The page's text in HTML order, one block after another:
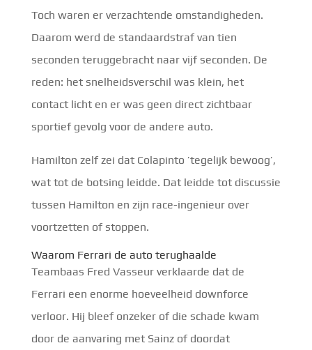
Toch waren er verzachtende omstandigheden.
Daarom werd de standaardstraf van tien
seconden teruggebracht naar vijf seconden. De
reden: het snelheidsverschil was klein, het
contact licht en er was geen direct zichtbaar
sportief gevolg voor de andere auto.
Hamilton zelf zei dat Colapinto ’tegelijk bewoog’,
wat tot de botsing leidde. Dat leidde tot discussie
tussen Hamilton en zijn race-ingenieur over
voortzetten of stoppen.
Waarom Ferrari de auto terughaalde
Teambaas Fred Vasseur verklaarde dat de
Ferrari een enorme hoeveelheid downforce
verloor. Hij bleef onzeker of die schade kwam
door de aanvaring met Sainz of doordat